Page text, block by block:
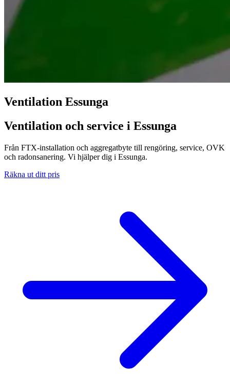
Ventilation Essunga
Ventilation och service i Essunga
Från FTX-installation och aggregatbyte till rengöring, service, OVK
och radonsanering. Vi hjälper dig i Essunga.
Räkna ut ditt pris